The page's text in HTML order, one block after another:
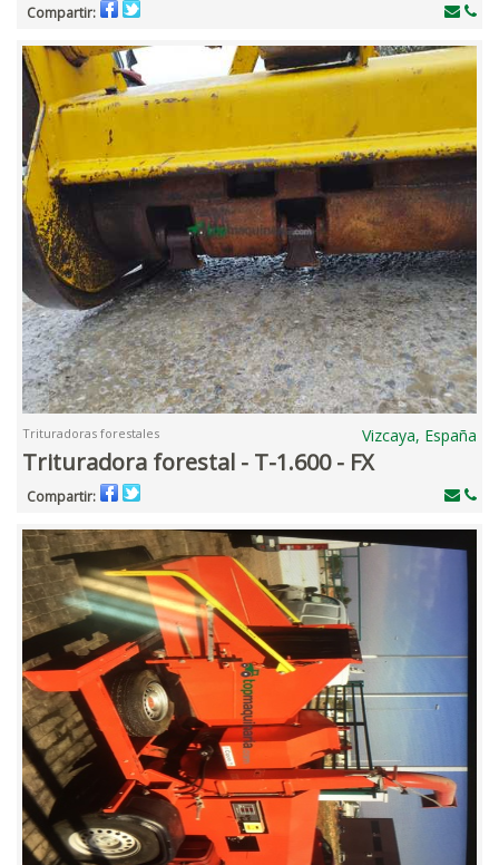
Compartir:
Trituradoras forestales Vizcaya, España
Trituradora forestal - T-1.600 - FX
Compartir: